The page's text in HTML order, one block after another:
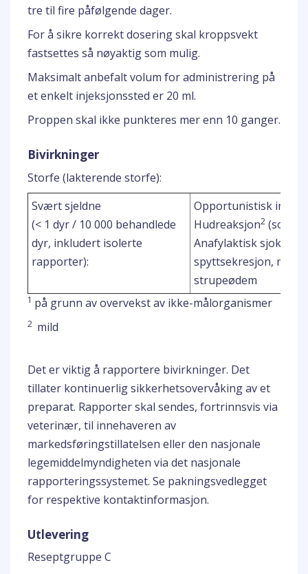
tre til fire påfølgende dager.
For å sikre korrekt dosering skal kroppsvekt
fastsettes så nøyaktig som mulig.
Maksimalt anbefalt volum for administrering på
et enkelt injeksjonssted er 20 ml.
Proppen skal ikke punkteres mer enn 10 ganger.
Bivirkninger
Storfe (lakterende storfe):
Svært sjeldne
(< 1 dyr / 10 000 behandlede
dyr, inkludert isolerte
rapporter):
Opportunistisk
Hudreaksjon2 (som
Anafylaktisk sjokk,
spyttsekresjon,
strupeødem
1 på grunn av overvekst av ikke-målorganismer
2 mild
Det er viktig å rapportere bivirkninger. Det
tillater kontinuerlig sikkerhetsovervåking av et
preparat. Rapporter skal sendes, fortrinnsvis via
veterinær, til innehaveren av
markedsføringstillatelsen eller den nasjonale
legemiddelmyndigheten via det nasjonale
rapporteringssystemet. Se pakningsvedlegget
for respektive kontaktinformasjon.
Utlevering
Reseptgruppe C